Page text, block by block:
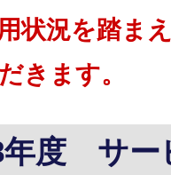
状況を踏ま
きます。
年度 サー